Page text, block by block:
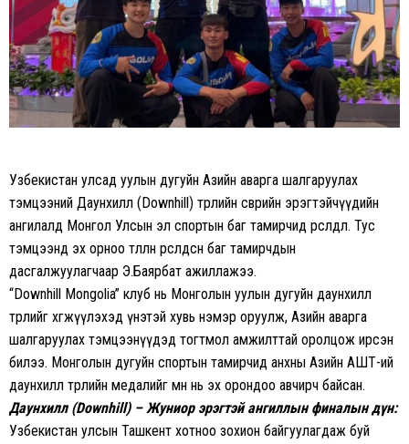
Узбекистан улсад уулын дугуйн Азийн аварга шалгаруулах
тэмцээний Даунхилл (Downhill) төрлийн өсвөрийн эрэгтэйчүүдийн
ангилалд Монгол Улсын эл спортын баг тамирчид өрсөлдлөө. Тус
тэмцээнд эх орноо төлөөлөн өрсөлдсөн баг тамирчдын
дасгалжуулагчаар Э.Баярбат ажиллажээ.
“Downhill Mongolia” клуб нь Монголын уулын дугуйн даунхилл
төрлийг хөгжүүлэхэд үнэтэй хувь нэмэр оруулж, Азийн аварга
шалгаруулах тэмцээнүүдэд тогтмол амжилттай оролцож ирсэн
билээ. Монголын дугуйн спортын тамирчид анхны Азийн АШТ-ий
даунхилл төрлийн медалийг өмнө нь эх орондоо авчирч байсан.
Даунхилл (Downhill) – Жуниор эрэгтэй ангиллын финалын дүн:
Узбекистан улсын Ташкент хотноо зохион байгуулагдаж буй